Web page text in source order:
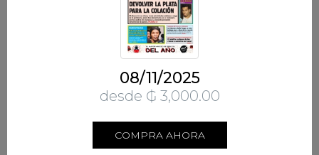
08/11/2025
desde ₲ 3,000.00
COMPRA AHORA